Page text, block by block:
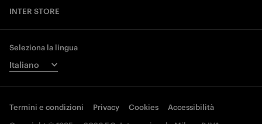
INTER STORE
Seleziona la lingua
Termini e condizioni Privacy Cookies
Accessibilità